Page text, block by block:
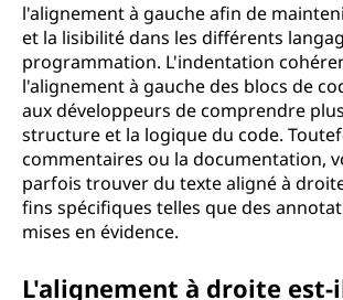
l'alignement à gauche afin de
et la lisibilité dans les différents
programmation. L'indentation
l'alignement à gauche des blocs de
aux développeurs de comprendre
structure et la logique du code.
commentaires ou la documentation,
parfois trouver du texte aligné à
fins spécifiques telles que des
mises en évidence.
L'alignement à droite est-